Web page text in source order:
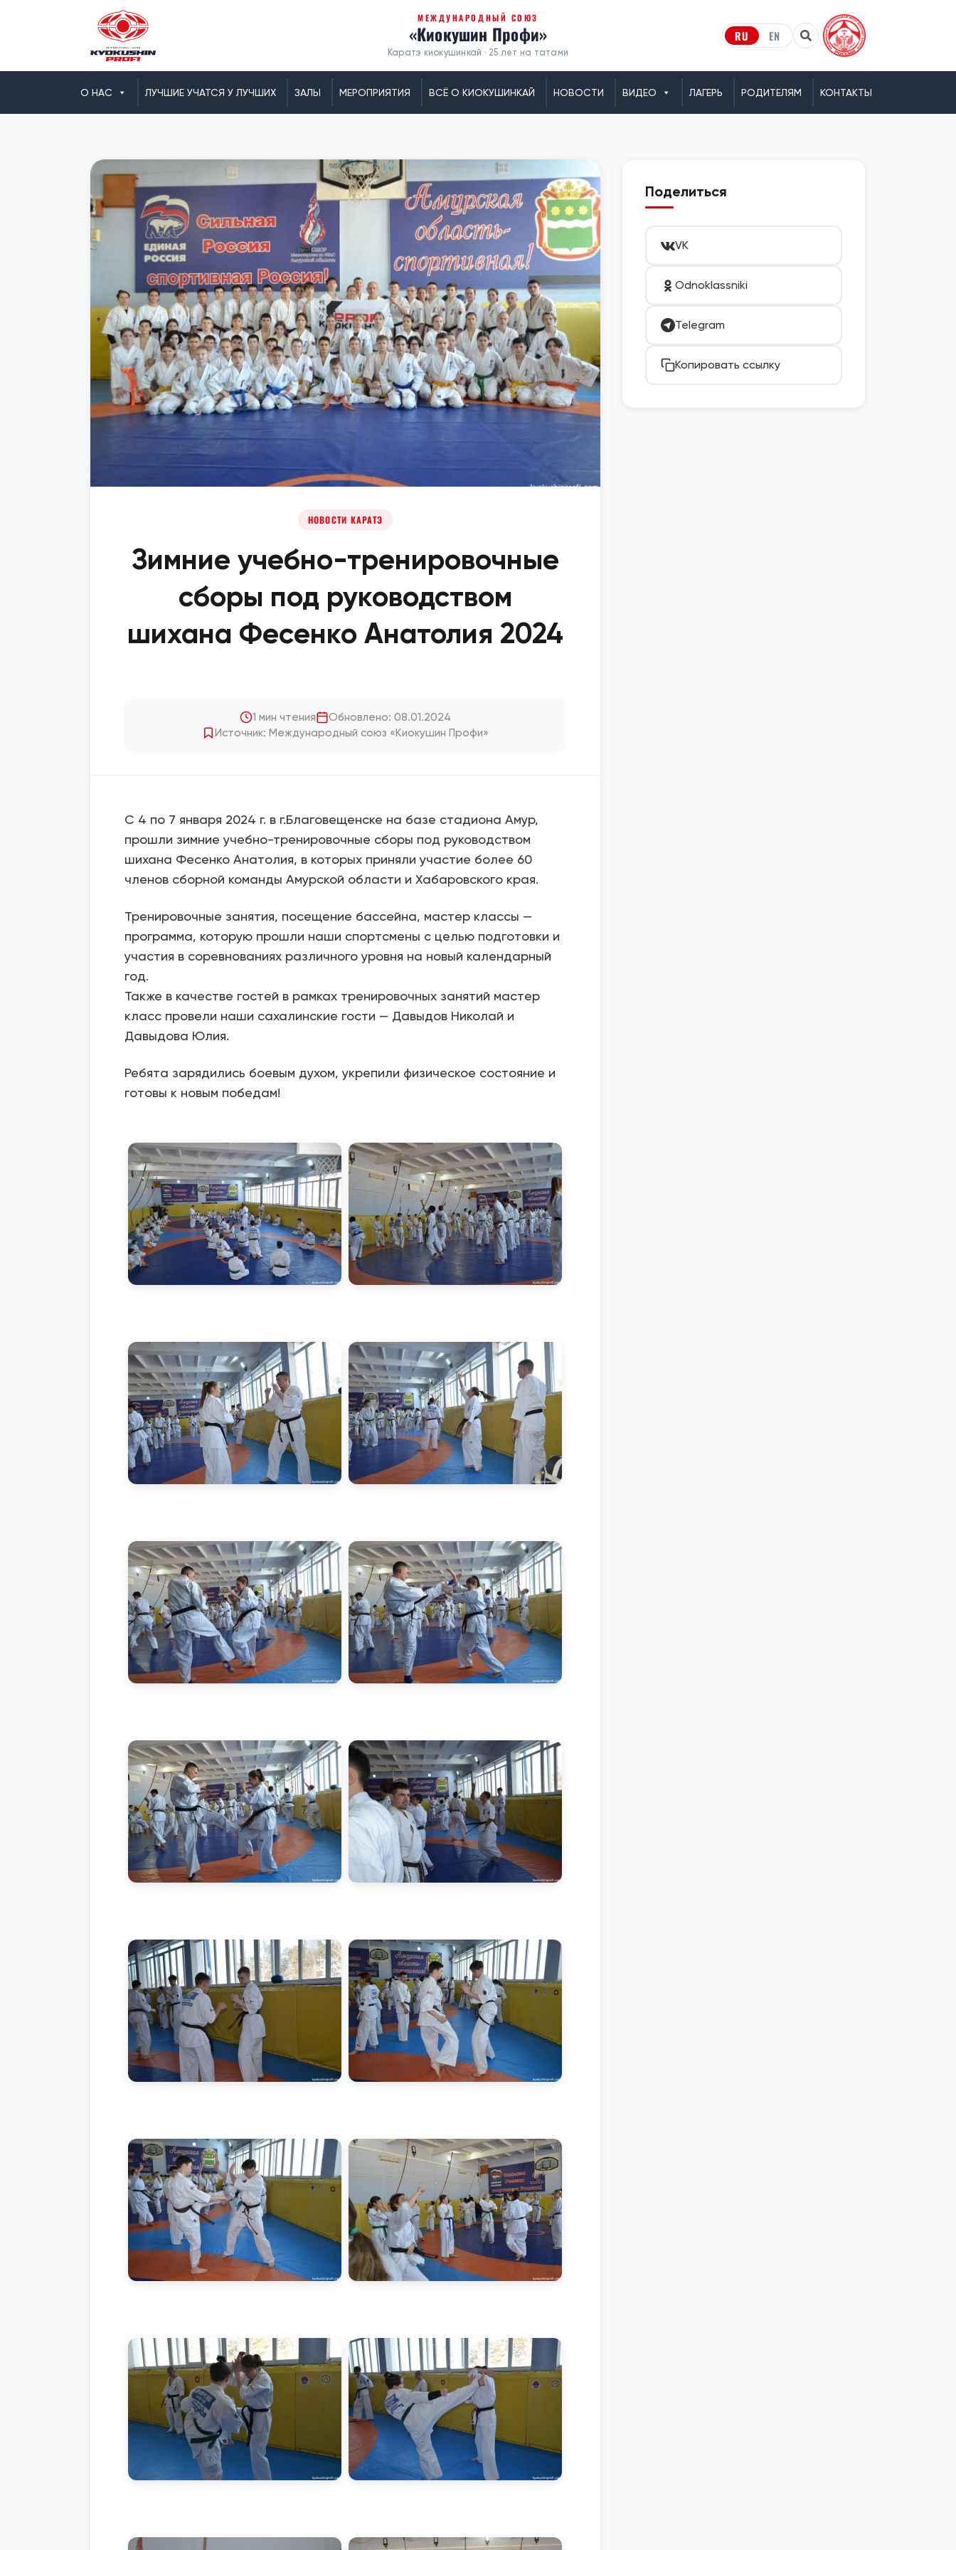
МЕЖДУНАРОДНЫЙ СОЮЗ
«Киокушин Профи»
Каратэ киокушинкай · 25 лет на татами
RU EN
О НАС ЛУЧШИЕ УЧАТСЯ У ЛУЧШИХ ЗАЛЫ МЕРОПРИЯТИЯ ВСЁ О КИОКУШИНКАЙ НОВОСТИ ВИДЕО ЛАГЕРЬ РОДИТЕЛЯМ КОНТАКТЫ
НОВОСТИ КАРАТЭ
Зимние учебно-тренировочные
сборы под руководством
шихана Фесенко Анатолия 2024
1 мин чтения
Обновлено: 08.01.2024
Источник: Международный союз «Киокушин Профи»
С 4 по 7 января 2024 г. в г.Благовещенске на базе стадиона Амур,
прошли зимние учебно-тренировочные сборы под руководством
шихана Фесенко Анатолия, в которых приняли участие более 60
членов сборной команды Амурской области и Хабаровского края.
Тренировочные занятия, посещение бассейна, мастер классы —
программа, которую прошли наши спортсмены с целью подготовки и
участия в соревнованиях различного уровня на новый календарный
год.
Также в качестве гостей в рамках тренировочных занятий мастер
класс провели наши сахалинские гости — Давыдов Николай и
Давыдова Юлия.
Ребята зарядились боевым духом, укрепили физическое состояние и
готовы к новым победам!
Поделиться
VK
Odnoklassniki
Telegram
Копировать ссылку